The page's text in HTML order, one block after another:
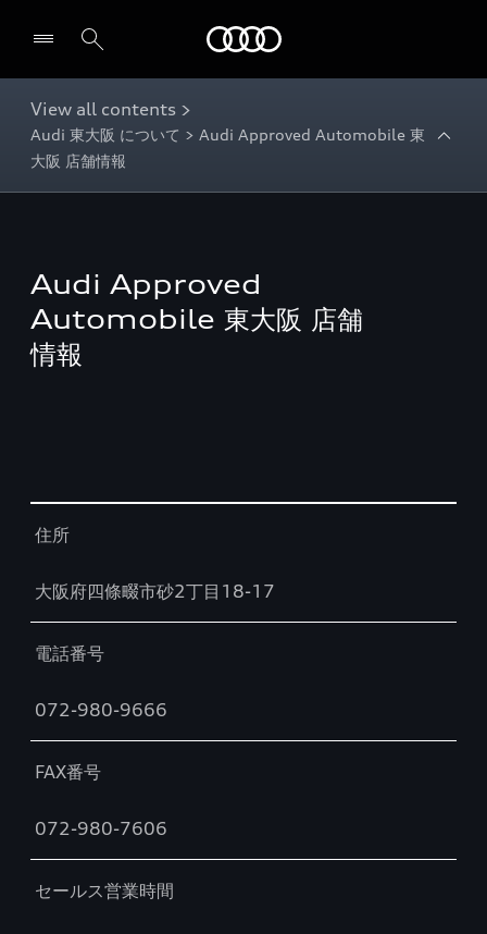
View all contents >
Audi 東大阪 について > Audi Approved Automobile 東
大阪 店舗情報
Audi Approved
Automobile 東大阪 店舗
情報
住所
大阪府四條畷市砂2丁目18-17
電話番号
072-980-9666
FAX番号
072-980-7606
セールス営業時間